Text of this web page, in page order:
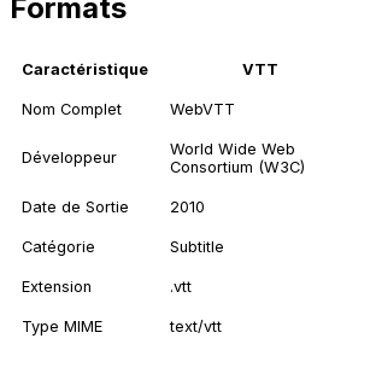
Formats
Caractéristique VTT
Nom Complet WebVTT
Développeur
World Wide Web
Consortium (W3C)
Date de Sortie 2010
Catégorie Subtitle
Extension .vtt
Type MIME text/vtt